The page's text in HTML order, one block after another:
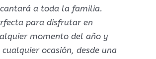
a toda la familia.
para disfrutar en
momento del año y
cualquier ocasión, desde una